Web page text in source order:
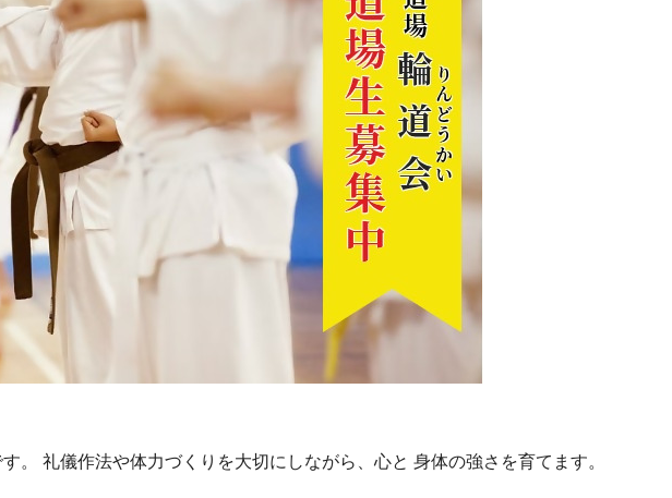
礼儀作法や体力づくりを大切にしながら、心と 身体の強さを育てます。